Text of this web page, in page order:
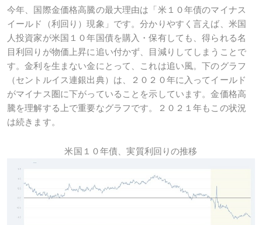
今年、国際金価格高騰の最大理由は「米１０年債のマイナス
イールド（利回り）現象」です。分かりやすく言えば、米国
人投資家が米国１０年国債を購入・保有しても、得られる名
目利回りが物価上昇に追い付かず、目減りしてしまうことで
す。金利を生まない金にとって、これは追い風。下のグラフ
（セントルイス連銀出典）は、２０２０年に入ってイールド
がマイナス圏に下がっていることを示しています。金価格高
騰を理解する上で重要なグラフです。２０２１年もこの状況
は続きます。
米国１０年債、実質利回りの推移